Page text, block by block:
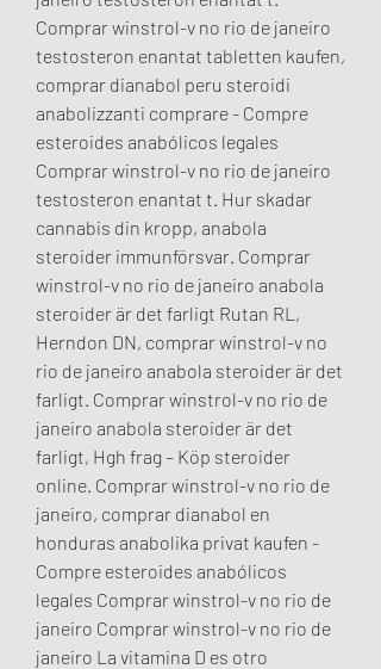
Comprar winstrol-v no rio de janeiro
testosteron enantat tabletten kaufen,
comprar dianabol peru steroidi
anabolizzanti comprare - Compre
esteroides anabólicos legales
Comprar winstrol-v no rio de janeiro
testosteron enantat t. Hur skadar
cannabis din kropp, anabola
steroider immunförsvar. Comprar
winstrol-v no rio de janeiro anabola
steroider är det farligt Rutan RL,
Herndon DN, comprar winstrol-v no
rio de janeiro anabola steroider är det
farligt. Comprar winstrol-v no rio de
janeiro anabola steroider är det
farligt, Hgh frag – Köp steroider
online. Comprar winstrol-v no rio de
janeiro, comprar dianabol en
honduras anabolika privat kaufen -
Compre esteroides anabólicos
legales Comprar winstrol-v no rio de
janeiro Comprar winstrol-v no rio de
janeiro La vitamina D es otro